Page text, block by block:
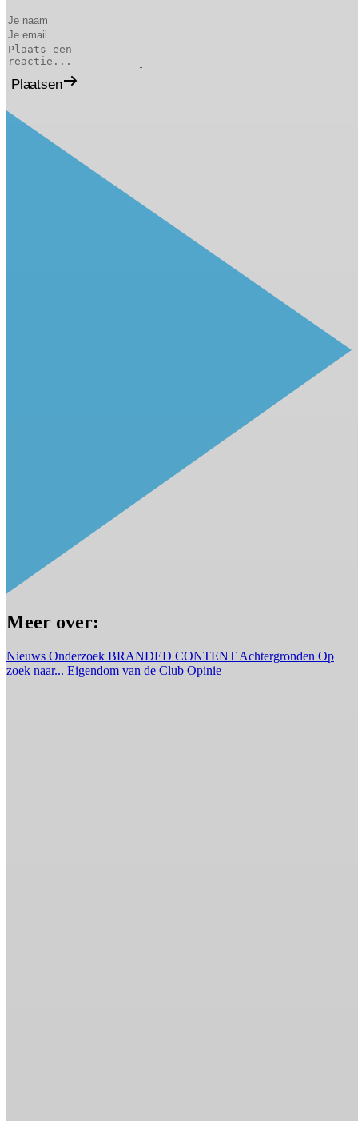
Plaatsen
Meer over:
Nieuws Onderzoek BRANDED CONTENT Achtergronden Op
zoek naar... Eigendom van de Club Opinie